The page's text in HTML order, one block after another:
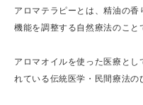
アロマテラピーとは、精油の
機能を調整する自然療法のこと
アロマオイルを使った医療と
れている伝統医学・民間療法の